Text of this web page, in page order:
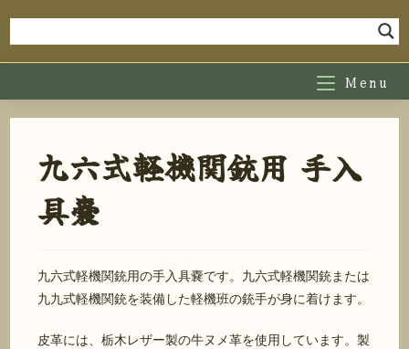
ツ
Menu
九六式軽機関銃用 手入
具嚢
九六式軽機関銃用の手入具嚢です。九六式軽機関銃または
九九式軽機関銃を装備した軽機班の銃手が身に着けます。
皮革には、栃木レザー製の牛ヌメ革を使用しています。製